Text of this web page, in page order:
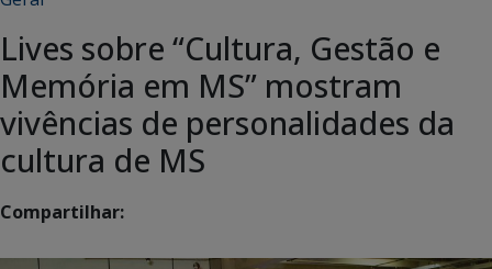
Lives sobre “Cultura, Gestão e
Memória em MS” mostram
vivências de personalidades da
cultura de MS
Compartilhar: